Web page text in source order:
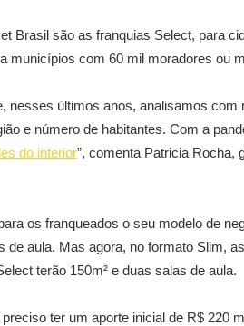
Brasil são as franquias Select, para
municípios com 60 mil moradores ou
nesses últimos anos, analisamos
e número de habitantes. Com a
do interior”, comenta Patricia Rocha,
os franqueados o seu modelo de
de aula. Mas agora, no formato Slim,
terão 150m² e duas salas de aula.
ter um aporte inicial de R$ 220